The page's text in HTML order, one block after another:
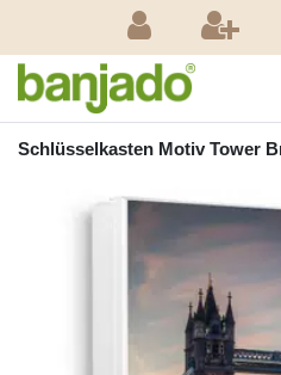
Schlüsselkasten Motiv Tower